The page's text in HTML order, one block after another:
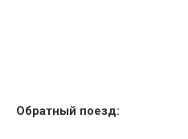
Обратный поезд: